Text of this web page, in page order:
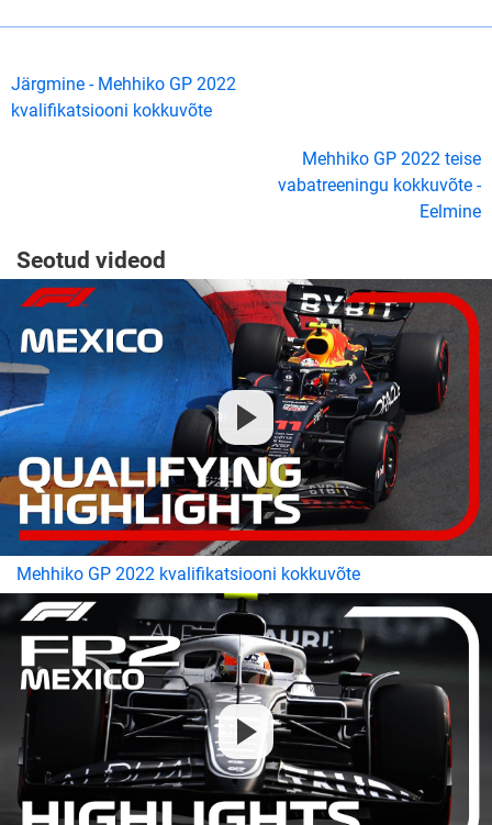
Järgmine - Mehhiko GP 2022
kvalifikatsiooni kokkuvõte
Mehhiko GP 2022 teise
vabatreeningu kokkuvõte -
Eelmine
Seotud videod
Mehhiko GP 2022 kvalifikatsiooni kokkuvõte